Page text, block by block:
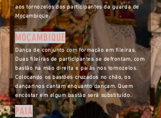
aos tornozelos dos participantes da guarda de
Moçambique.
MOÇAMBIQUE
Dança de conjunto com formação em fileiras.
Duas fileiras de participantes se defrontam, com
bastão na mão direita e paiás nos tornozelos.
Colocando os bastões cruzados no chão, os
dançarinos cantam enquanto dançam. Quem
encostar em algum bastão será substituído.
PAIÁ